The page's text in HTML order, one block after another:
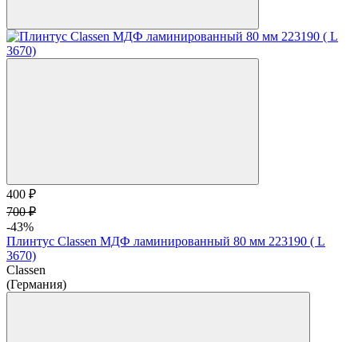
400 ₽
700 ₽
-43%
Плинтус Classen МДФ ламинированный 80 мм 223190 ( L
3670)
Classen
(Германия)